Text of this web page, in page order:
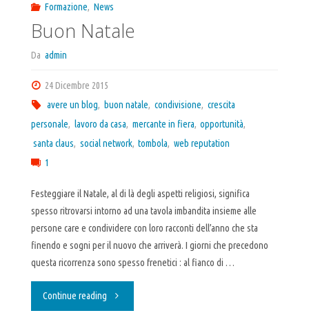
Formazione, News
Buon Natale
Da admin
24 Dicembre 2015
avere un blog, buon natale, condivisione, crescita
personale, lavoro da casa, mercante in fiera, opportunità,
santa claus, social network, tombola, web reputation
1
Festeggiare il Natale, al di là degli aspetti religiosi, significa
spesso ritrovarsi intorno ad una tavola imbandita insieme alle
persone care e condividere con loro racconti dell’anno che sta
finendo e sogni per il nuovo che arriverà. I giorni che precedono
questa ricorrenza sono spesso frenetici : al fianco di …
Continue reading "Buon